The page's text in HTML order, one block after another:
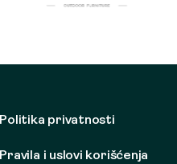
Politika privatnosti
Pravila i uslovi korišćenja